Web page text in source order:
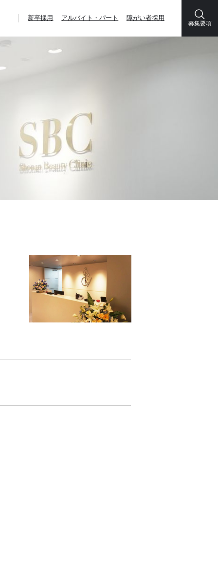
新卒採用 アルバイト・パート 障がい者採用
募集要項